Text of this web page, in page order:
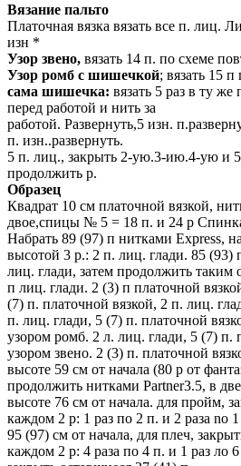
Вязание пальто
Платочная вязка вязать все п. лиц.
изн *
Узор звено, вязать 14 п. по схеме
Узор ромб с шишечкой; вязать 15
сама шишечка: вязать 5 раз в ту
перед работой и нить за
работой. Развернуть,5 изн.
п. изн..развернуть.
5 п. лиц., закрыть 2-ую.3-ию.4-ую и
продолжить р.
Образец
Квадрат 10 см платочной вязкой,
двое,спицы № 5 = 18 п. и 24 р
Набрать 89 (97) п нитками Express,
высотой 3 р.: 2 п. лиц. глади. 85 (93)
лиц. глади, затем продолжить
п лиц. глади. 2 (3) п платочной
(7) п. платочной вязкой, 2 п. лиц.
п. лиц. глади, 5 (7) п. платочной
узором ромб. 2 л. лиц. глади, 5 (7) п.
узором звено. 2 (3) п. платочной
высоте 59 см от начала (80 р от
продолжить нитками Partner3.5, в
высоте 76 см от начала. для пройм,
каждом 2 р: 1 раз по 2 п. и 2 раза no
95 (97) см от начала, для плеч,
каждом 2 р: 4 раза по 4 п. и 1 раз ло